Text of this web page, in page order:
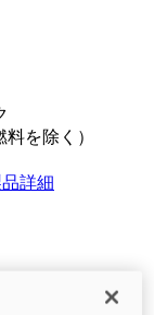
を除く）
詳細